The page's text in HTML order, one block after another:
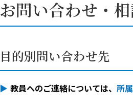
お問い合わせ・
目的別問い合わせ先
教員へのご連絡については、 所